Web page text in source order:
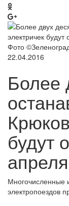
Фото
22.04.2016
Более
будут
апреля
Многочисленные
электропоездов